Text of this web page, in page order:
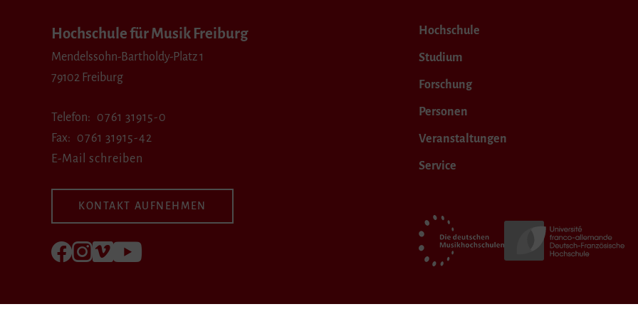
Hochschule für Musik Freiburg
Mendelssohn-Bartholdy-Platz 1
79102 Freiburg
Telefon
0761 31915-0
Fax
0761 31915-42
E-Mail schreiben
KONTAKT AUFNEHMEN
Folgen Sie uns auf Facebook
Folgen Sie uns auf Instagram
Besuchen Sie uns bei Vimeo
Besuchen Sie uns bei youtube
Hochschule
Studium
Forschung
Personen
Veranstaltungen
Service